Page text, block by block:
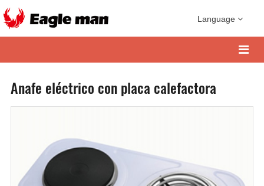
Language
Anafe eléctrico con placa calefactora